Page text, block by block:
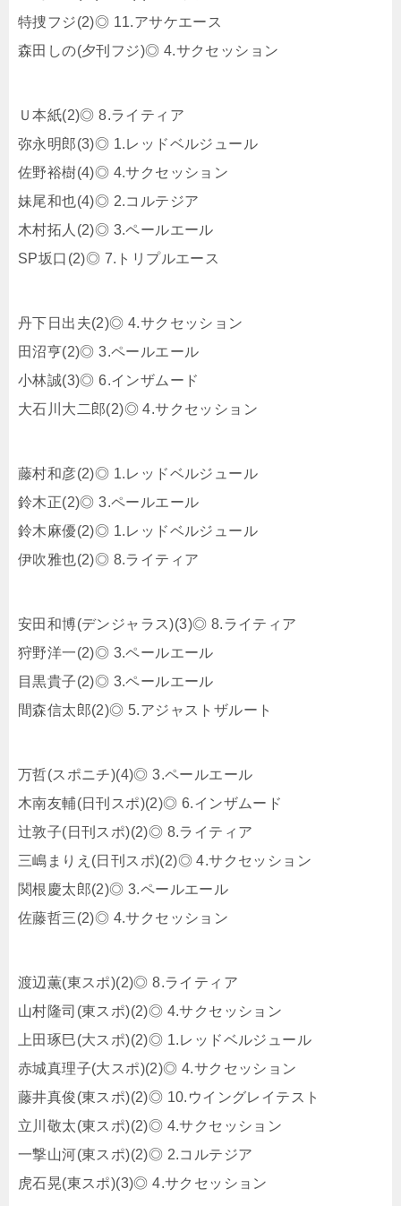
特捜フジ(2)◎ 11.アサケエース
森田しの(夕刊フジ)◎ 4.サクセッション
Ｕ本紙(2)◎ 8.ライティア
弥永明郎(3)◎ 1.レッドベルジュール
佐野裕樹(4)◎ 4.サクセッション
妹尾和也(4)◎ 2.コルテジア
木村拓人(2)◎ 3.ペールエール
SP坂口(2)◎ 7.トリプルエース
丹下日出夫(2)◎ 4.サクセッション
田沼亨(2)◎ 3.ペールエール
小林誠(3)◎ 6.インザムード
大石川大二郎(2)◎ 4.サクセッション
藤村和彦(2)◎ 1.レッドベルジュール
鈴木正(2)◎ 3.ペールエール
鈴木麻優(2)◎ 1.レッドベルジュール
伊吹雅也(2)◎ 8.ライティア
安田和博(デンジャラス)(3)◎ 8.ライティア
狩野洋一(2)◎ 3.ペールエール
目黒貴子(2)◎ 3.ペールエール
間森信太郎(2)◎ 5.アジャストザルート
万哲(スポニチ)(4)◎ 3.ペールエール
木南友輔(日刊スポ)(2)◎ 6.インザムード
辻敦子(日刊スポ)(2)◎ 8.ライティア
三嶋まりえ(日刊スポ)(2)◎ 4.サクセッション
関根慶太郎(2)◎ 3.ペールエール
佐藤哲三(2)◎ 4.サクセッション
渡辺薫(東スポ)(2)◎ 8.ライティア
山村隆司(東スポ)(2)◎ 4.サクセッション
上田琢巳(大スポ)(2)◎ 1.レッドベルジュール
赤城真理子(大スポ)(2)◎ 4.サクセッション
藤井真俊(東スポ)(2)◎ 10.ウイングレイテスト
立川敬太(東スポ)(2)◎ 4.サクセッション
一撃山河(東スポ)(2)◎ 2.コルテジア
虎石晃(東スポ)(3)◎ 4.サクセッション